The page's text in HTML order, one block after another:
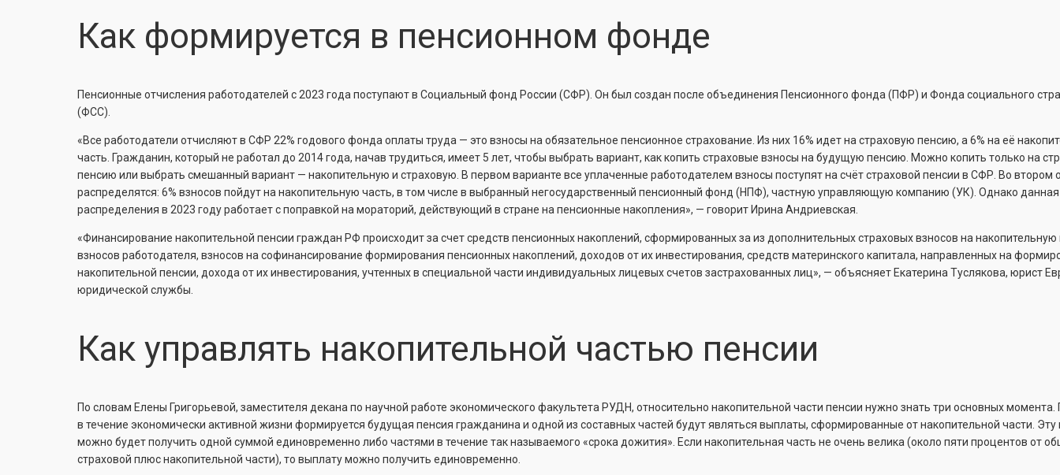
Как формируется в пенсионном фонде
Пенсионные отчисления работодателей с 2023 года поступают в Социальный фонд России (СФР). Он был создан после объединения Пенсионного фонда (ПФР) и Фонда социального
(ФСС).
«Все работодатели отчисляют в СФР 22% годового фонда оплаты труда — это взносы на обязательное пенсионное страхование. Из них 16% идет на страховую пенсию, а 6% на её
часть. Гражданин, который не работал до 2014 года, начав трудиться, имеет 5 лет, чтобы выбрать вариант, как копить страховые взносы на будущую пенсию. Можно копить только на
пенсию или выбрать смешанный вариант — накопительную и страховую. В первом варианте все уплаченные работодателем взносы поступят на счёт страховой пенсии в СФР. Во втором
распределятся: 6% взносов пойдут на накопительную часть, в том числе в выбранный негосударственный пенсионный фонд (НПФ), частную управляющую компанию (УК). Однако
распределения в 2023 году работает с поправкой на мораторий, действующий в стране на пенсионные накопления», — говорит Ирина Андриевская.
«Финансирование накопительной пенсии граждан РФ происходит за счет средств пенсионных накоплений, сформированных за из дополнительных страховых взносов на
взносов работодателя, взносов на софинансирование формирования пенсионных накоплений, доходов от их инвестирования, средств материнского капитала, направленных на
накопительной пенсии, дохода от их инвестирования, учтенных в специальной части индивидуальных лицевых счетов застрахованных лиц», — объясняет Екатерина Туслякова, юрист
юридической службы.
Как управлять накопительной частью пенсии
По словам Елены Григорьевой, заместителя декана по научной работе экономического факультета РУДН, относительно накопительной части пенсии нужно знать три основных
в течение экономически активной жизни формируется будущая пенсия гражданина и одной из составных частей будут являться выплаты, сформированные от накопительной части. Эту
можно будет получить одной суммой единовременно либо частями в течение так называемого «срока дожития». Если накопительная часть не очень велика (около пяти процентов от
страховой плюс накопительной части), то выплату можно получить единовременно.